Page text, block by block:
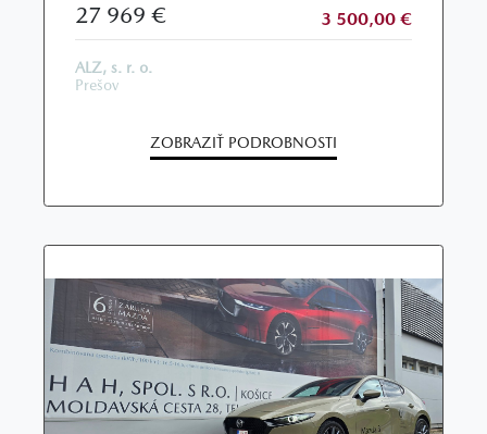
27 969 € 3 500,00 €
ALZ, s. r. o.
Prešov
ZOBRAZIŤ PODROBNOSTI